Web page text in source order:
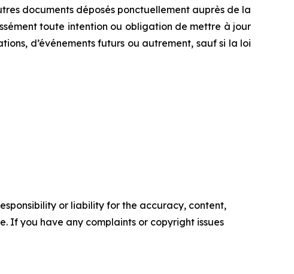
documents déposés ponctuellement auprès de la
toute intention ou obligation de mettre à jour
d’événements futurs ou autrement, sauf si la loi
or liability for the accuracy, content,
If you have any complaints or copyright issues